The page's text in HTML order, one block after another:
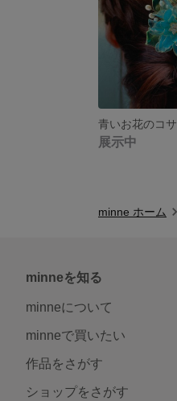
青いお花のコ
展示中
minne ホーム
minneを知る
minneについて
minneで買いたい
作品をさがす
ショップをさがす